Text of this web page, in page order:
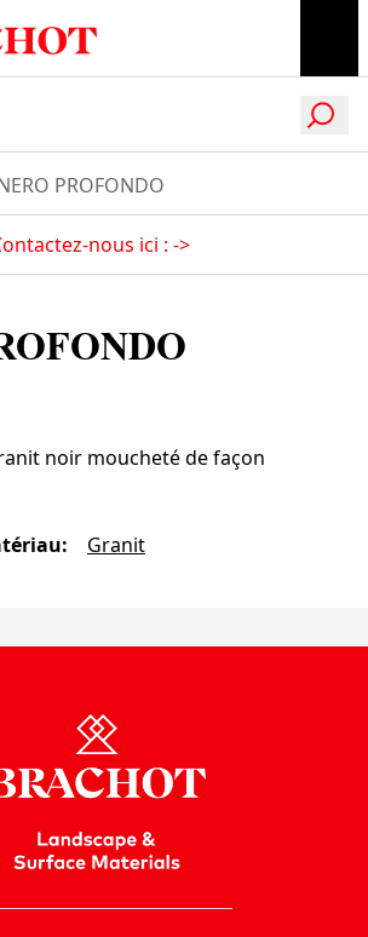
PROFONDO
nous ici : ->
noir moucheté de façon
: Granit